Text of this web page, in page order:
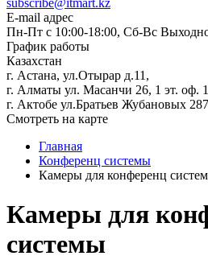
subscribe@itmart.kz
E-mail адрес
Пн-Пт с 10:00-18:00, Сб-Вс
График работы
Казахстан
г. Астана, ул.Отырар д.11,
г. Алматы ул. Масанчи 26, 1 эт. оф.
г. Актобе ул.Братьев Жубановых 287
Смотреть на карте
Главная
Конференц системы
Камеры для конференц
Камеры для
системы